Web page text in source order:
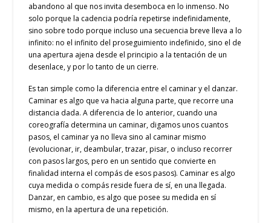
abandono al que nos invita desemboca en lo inmenso. No
solo porque la cadencia podría repetirse indefinidamente,
sino sobre todo porque incluso una secuencia breve lleva a lo
infinito: no el infinito del proseguimiento indefinido, sino el de
una apertura ajena desde el principio a la tentación de un
desenlace, y por lo tanto de un cierre.
Es tan simple como la diferencia entre el caminar y el danzar.
Caminar es algo que va hacia alguna parte, que recorre una
distancia dada. A diferencia de lo anterior, cuando una
coreografía determina un caminar, digamos unos cuantos
pasos, el caminar ya no lleva sino al caminar mismo
(evolucionar, ir, deambular, trazar, pisar, o incluso recorrer
con pasos largos, pero en un sentido que convierte en
finalidad interna el compás de esos pasos). Caminar es algo
cuya medida o compás reside fuera de sí, en una llegada.
Danzar, en cambio, es algo que posee su medida en sí
mismo, en la apertura de una repetición.